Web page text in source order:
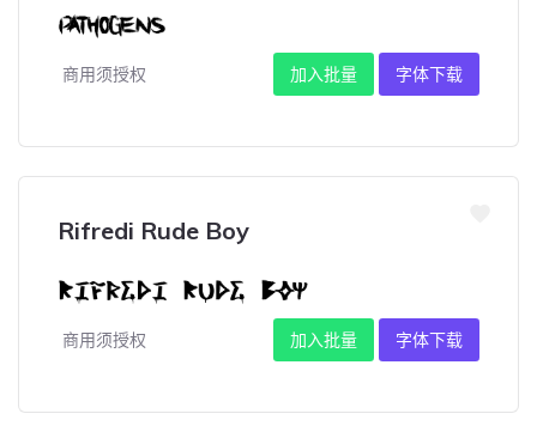
商用须授权 加入批量 字体下载
Rifredi Rude Boy
商用须授权 加入批量 字体下载